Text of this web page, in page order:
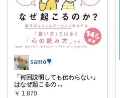
samo💐
「何回説明しても伝わらない」
はなぜ起こるの ...
￥ 1,870